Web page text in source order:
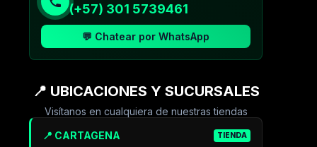
(+57) 301 5739461
💬 Chatear por WhatsApp
📍 UBICACIONES Y SUCURSALES
Visítanos en cualquiera de nuestras tiendas
📍 CARTAGENA TIENDA